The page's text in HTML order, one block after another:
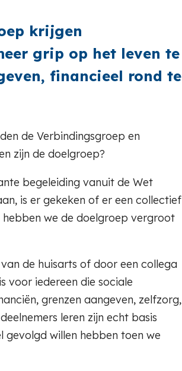
krijgen
grip op het leven te
financieel rond te
de Verbindingsgroep en
zijn de doelgroep?
begeleiding vanuit de Wet
is er gekeken of er een collectief
we de doelgroep vergroot
de huisarts of door een collega
voor iedereen die sociale
grenzen aangeven, zelfzorg,
leren zijn echt basis
gevolgd willen hebben toen we